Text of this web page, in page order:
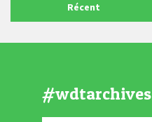
Récent
#wdtarchives